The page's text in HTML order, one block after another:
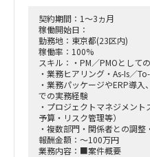
契約期間：1～3ヵ月
稼働開始日：
勤務地：東京都(23区内)
稼働率：100%
スキル：・PM／PMOとして
・業務ヒアリング・As-Is／
・業務パッケージやERP導
での実務経験
・プロジェクトマネジメント
予算・リスク管理等）
・複数部門・関係者との調整
報酬金額：～100万円
業務内容：■案件概要